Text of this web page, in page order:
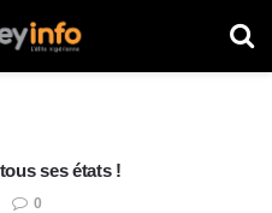
ses états !
0